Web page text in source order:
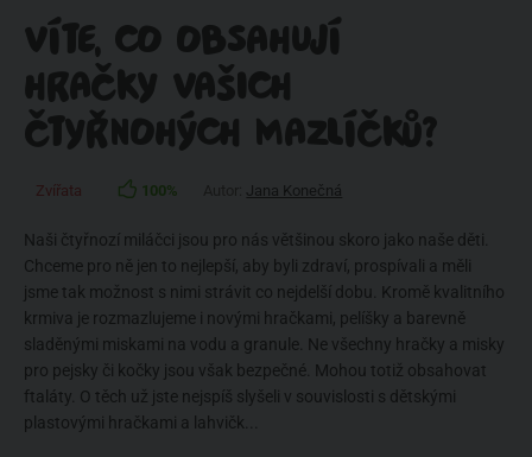
VÍTE, CO OBSAHUJÍ
HRAČKY VAŠICH
ČTYŘNOHÝCH MAZLÍČKŮ?
Zvířata 100% Jana Konečná
Naši čtyřnozí miláčci jsou pro nás většinou skoro jako naše děti.
Chceme pro ně jen to nejlepší, aby byli zdraví, prospívali a měli
jsme tak možnost s nimi strávit co nejdelší dobu. Kromě kvalitního
krmiva je rozmazlujeme i novými hračkami, pelíšky a barevně
sladěnými miskami na vodu a granule. Ne všechny hračky a misky
pro pejsky či kočky jsou však bezpečné. Mohou totiž obsahovat
ftaláty. O těch už jste nejspíš slyšeli v souvislosti s dětskými
plastovými hračkami a lahvičk...